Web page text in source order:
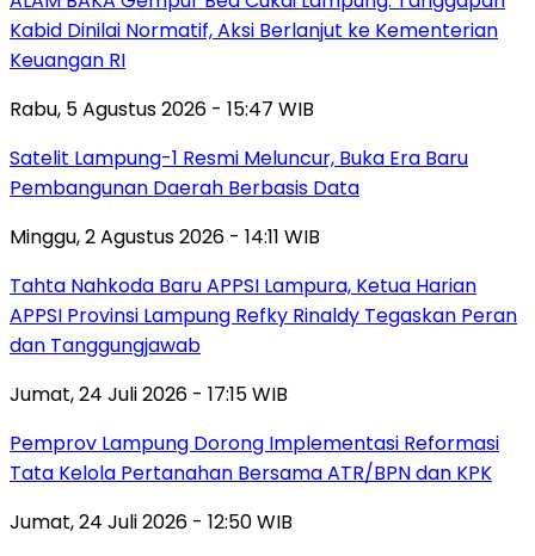
Kabid Dinilai Normatif, Aksi Berlanjut ke Kementerian
Keuangan RI
Rabu, 5 Agustus 2026 - 15:47 WIB
Satelit Lampung-1 Resmi Meluncur, Buka Era Baru
Pembangunan Daerah Berbasis Data
Minggu, 2 Agustus 2026 - 14:11 WIB
Tahta Nahkoda Baru APPSI Lampura, Ketua Harian
APPSI Provinsi Lampung Refky Rinaldy Tegaskan Peran
dan Tanggungjawab
Jumat, 24 Juli 2026 - 17:15 WIB
Pemprov Lampung Dorong Implementasi Reformasi
Tata Kelola Pertanahan Bersama ATR/BPN dan KPK
Jumat, 24 Juli 2026 - 12:50 WIB